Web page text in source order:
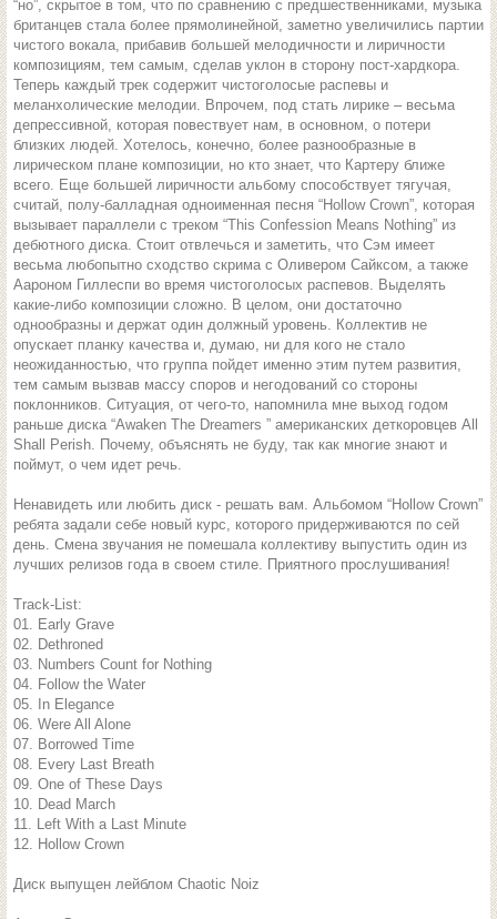
“но”, скрытое в том, что по сравнению с предшественниками, музыка
британцев стала более прямолинейной, заметно увеличились партии
чистого вокала, прибавив большей мелодичности и лиричности
композициям, тем самым, сделав уклон в сторону пост-хардкора.
Теперь каждый трек содержит чистоголосые распевы и
меланхолические мелодии. Впрочем, под стать лирике – весьма
депрессивной, которая повествует нам, в основном, о потери
близких людей. Хотелось, конечно, более разнообразные в
лирическом плане композиции, но кто знает, что Картеру ближе
всего. Еще большей лиричности альбому способствует тягучая,
считай, полу-балладная одноименная песня “Hollow Crown”, которая
вызывает параллели с треком “This Confession Means Nothing” из
дебютного диска. Стоит отвлечься и заметить, что Сэм имеет
весьма любопытно сходство скрима с Оливером Сайксом, а также
Аароном Гиллеспи во время чистоголосых распевов. Выделять
какие-либо композиции сложно. В целом, они достаточно
однообразны и держат один должный уровень. Коллектив не
опускает планку качества и, думаю, ни для кого не стало
неожиданностью, что группа пойдет именно этим путем развития,
тем самым вызвав массу споров и негодований со стороны
поклонников. Ситуация, от чего-то, напомнила мне выход годом
раньше диска “Awaken The Dreamers ” американских деткоровцев All
Shall Perish. Почему, объяснять не буду, так как многие знают и
поймут, о чем идет речь.
Ненавидеть или любить диск - решать вам. Альбомом “Hollow Crown”
ребята задали себе новый курс, которого придерживаются по сей
день. Смена звучания не помешала коллективу выпустить один из
лучших релизов года в своем стиле. Приятного прослушивания!
Track-List:
01. Early Grave
02. Dethroned
03. Numbers Count for Nothing
04. Follow the Water
05. In Elegance
06. Were All Alone
07. Borrowed Time
08. Every Last Breath
09. One of These Days
10. Dead March
11. Left With a Last Minute
12. Hollow Crown
Диск выпущен лейблом Chaotic Noiz